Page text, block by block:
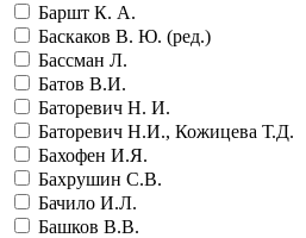
Баршт К. А.
Баскаков В. Ю. (ред.)
Бассман Л.
Батов В.И.
Баторевич Н. И.
Баторевич Н.И., Кожицева Т.Д.
Бахофен И.Я.
Бахрушин С.В.
Бачило И.Л.
Башков В.В.